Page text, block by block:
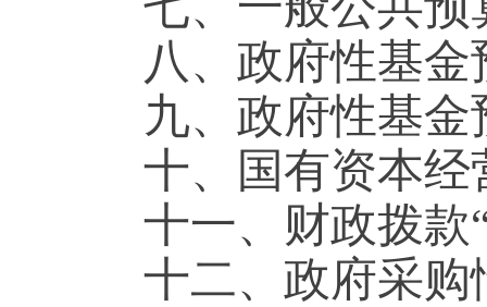
八 、 政府性基金
九、 政府性基金
十、国有资本
十一、财政拨款
十二、政府采购